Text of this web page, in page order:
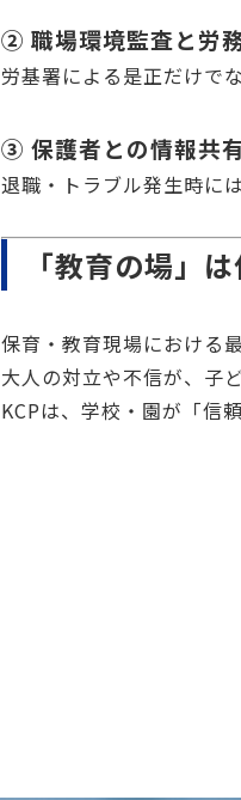
② 職場環境監査と労
労基署による是正だけでな
③ 保護者との情報共
退職・トラブル発生時には
「教育の場」
保育・教育現場における
大人の対立や不信が、子
KCPは、学校・園が「信